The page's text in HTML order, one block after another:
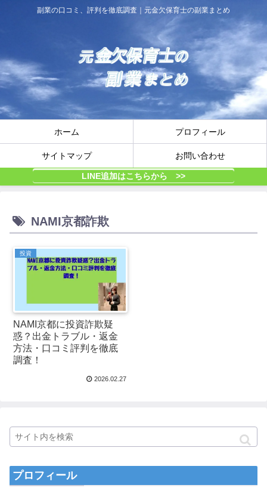
副業の口コミ、評判を徹底調査｜元金欠保育士の副業まとめ
ホーム プロフィール
サイトマップ お問い合わせ
LINE追加はこちらから >>
NAMI京都詐欺
投資
NAMI京都に投資詐欺疑
惑？出金トラブル・返金
方法・口コミ評判を徹底
調査！
2026.02.27
プロフィール